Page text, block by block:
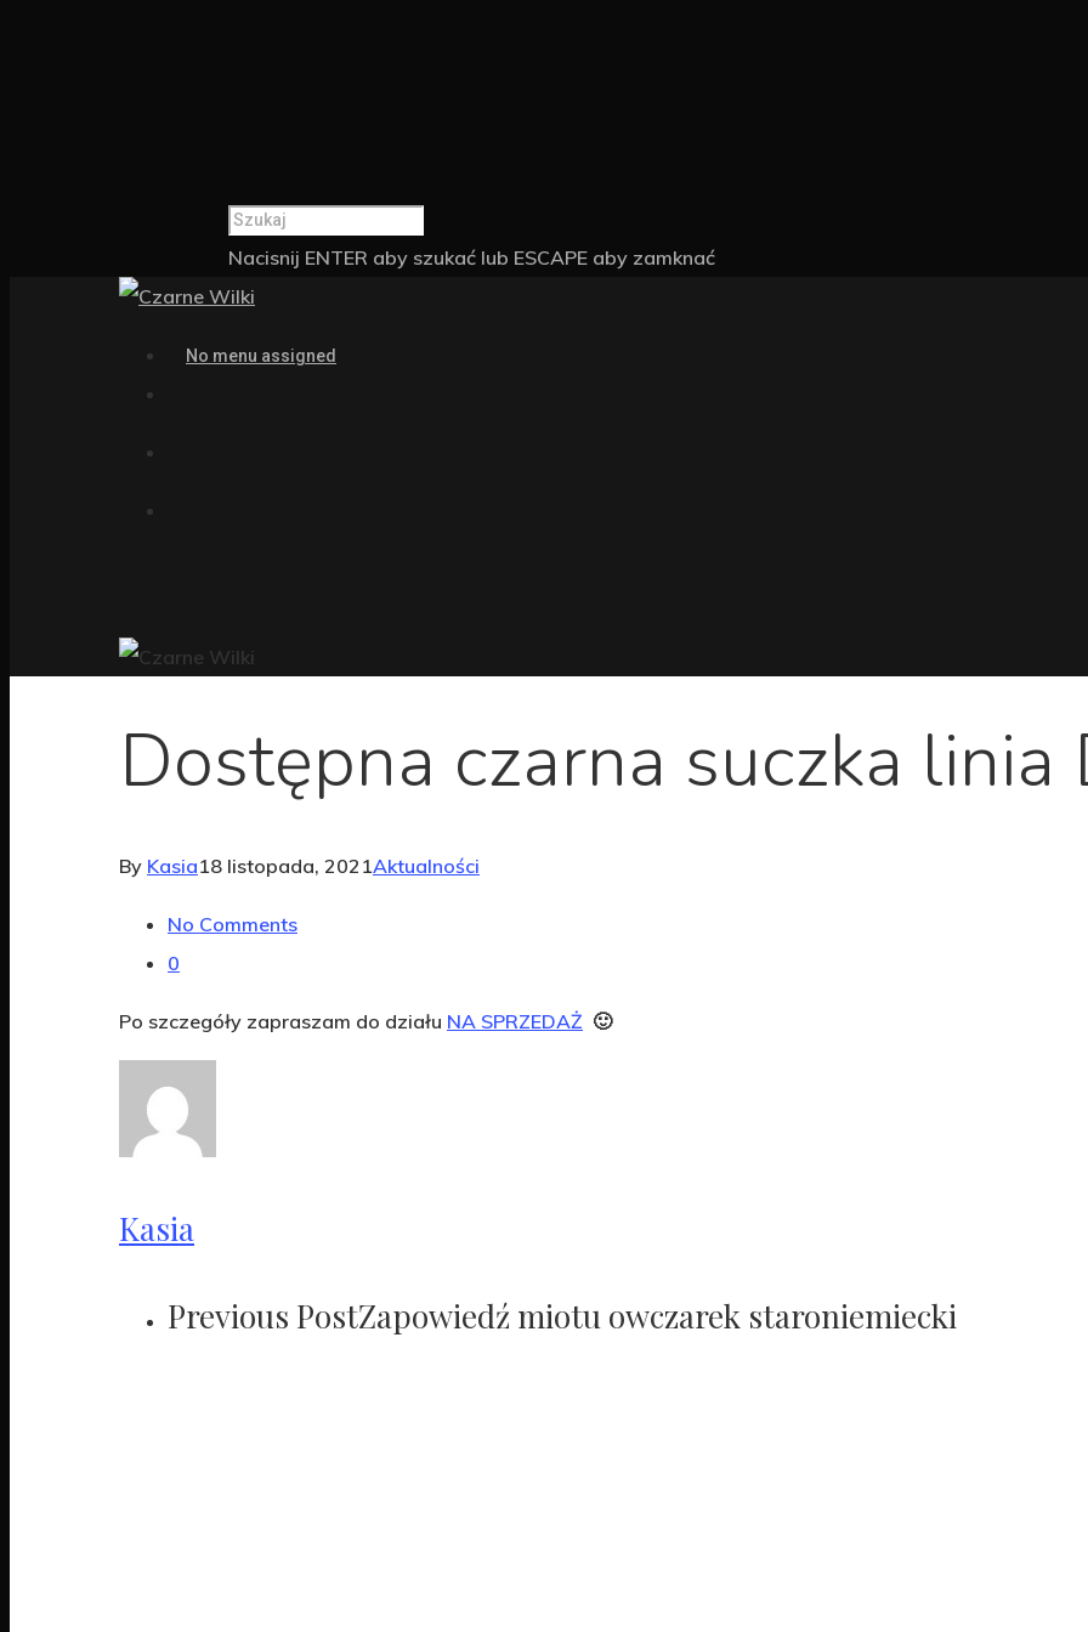
Nacisnij ENTER aby szukać lub ESCAPE aby zamknać
No menu assigned
Dostępna czarna suczka linia
By Kasia18 listopada, 2021Aktualności
No Comments
0
Po szczegóły zapraszam do działu NA SPRZEDAŻ 🙂
Kasia
Previous PostZapowiedź miotu owczarek staroniemiecki